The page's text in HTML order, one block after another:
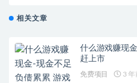
相关文章
什么游戏赚现
赶上市
免费项目 3 年